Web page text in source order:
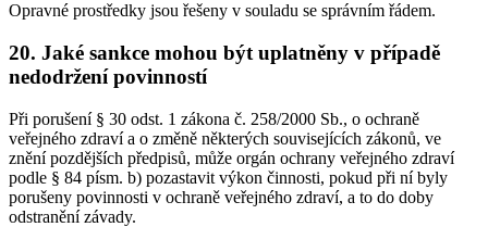
Opravné prostředky jsou řešeny v souladu se správním řádem.
20. Jaké sankce mohou být uplatněny v případě
nedodržení povinností
Při porušení § 30 odst. 1 zákona č. 258/2000 Sb., o ochraně
veřejného zdraví a o změně některých souvisejících zákonů, ve
znění pozdějších předpisů, může orgán ochrany veřejného zdraví
podle § 84 písm. b) pozastavit výkon činnosti, pokud při ní byly
porušeny povinnosti v ochraně veřejného zdraví, a to do doby
odstranění závady.